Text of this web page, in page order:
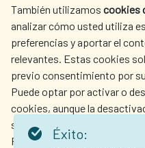
Alianza para el
Egipto 2025-2030
Sustainable
Spain - Egypt
Alianza para el
Panamá
Alianza para el
También utilizamos cookies
analizar cómo usted utiliza
preferencias y aportar el
relevantes. Estas cookies
previo consentimiento por
Puede optar por activar o
cookies, aunque la
su experiencia de navegación.
Para obtener más
CULTURA Y CIENCIA
NUESTRAS REDES
Éxito: